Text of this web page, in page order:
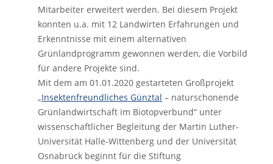
Mitarbeiter erweitert werden. Bei diesem Projekt
konnten u.a. mit 12 Landwirten Erfahrungen und
Erkenntnisse mit einem alternativen
Grünlandprogramm gewonnen werden, die Vorbild
für andere Projekte sind.
Mit dem am 01.01.2020 gestarteten Großprojekt
„Insektenfreundliches Günztal – naturschonende
Grünlandwirtschaft im Biotopverbund“ unter
wissenschaftlicher Begleitung der Martin Luther-
Universität Halle-Wittenberg und der Universität
Osnabrück beginnt für die Stiftung